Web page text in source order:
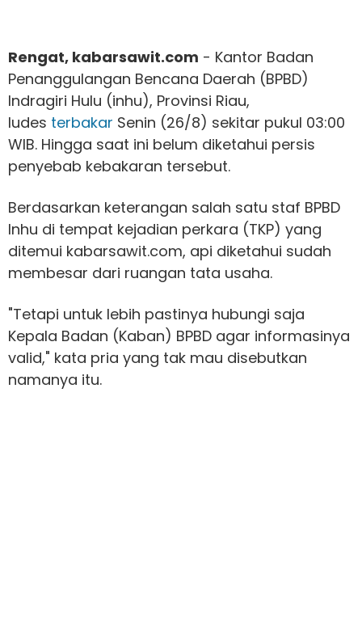
Rengat, kabarsawit.com - Kantor Badan
Penanggulangan Bencana Daerah (BPBD)
Indragiri Hulu (inhu), Provinsi Riau,
ludes terbakar Senin (26/8) sekitar pukul 03:00
WIB. Hingga saat ini belum diketahui persis
penyebab kebakaran tersebut.
Berdasarkan keterangan salah satu staf BPBD
Inhu di tempat kejadian perkara (TKP) yang
ditemui kabarsawit.com, api diketahui sudah
membesar dari ruangan tata usaha.
"Tetapi untuk lebih pastinya hubungi saja
Kepala Badan (Kaban) BPBD agar informasinya
valid," kata pria yang tak mau disebutkan
namanya itu.